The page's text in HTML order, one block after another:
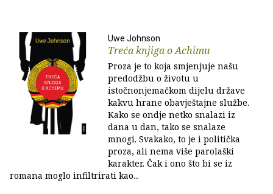
Uwe Johnson
Treća knjiga o Achimu
Proza je to koja smjenjuje našu
predodžbu o životu u
istočnonjemačkom dijelu države
kakvu hrane obavještajne službe.
Kako se ondje netko snalazi iz
dana u dan, tako se snalaze
mnogi. Svakako, to je i politička
proza, ali nema više parolaški
karakter. Čak i ono što bi se iz
romana moglo infiltrirati kao...